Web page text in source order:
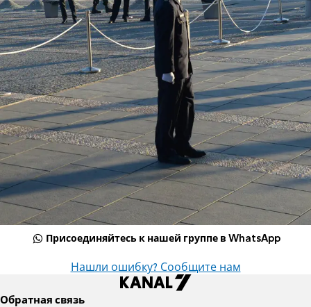
Присоединяйтесь к нашей группе в WhatsApp
Нашли ошибку? Сообщите нам
Обратная связь